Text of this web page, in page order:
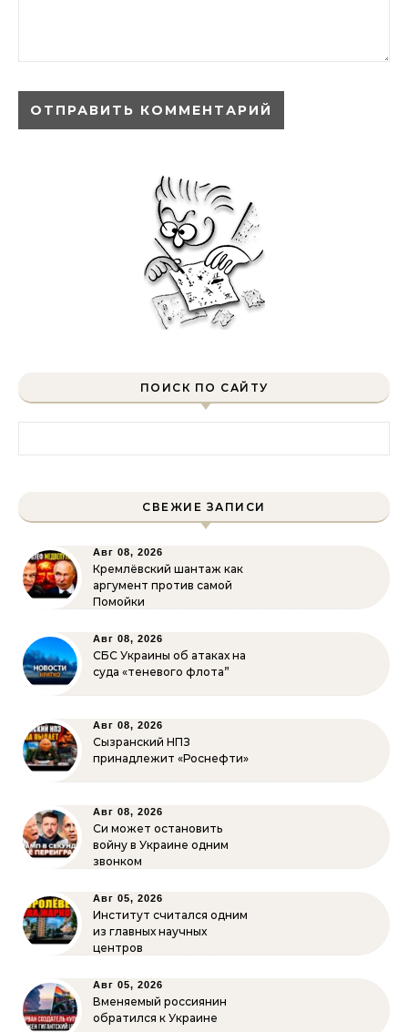
ПОИСК ПО САЙТУ
СВЕЖИЕ ЗАПИСИ
Авг 08, 2026
Кремлёвский шантаж как
аргумент против самой
Помойки
Авг 08, 2026
СБС Украины об атаках на
суда «теневого флота”
Авг 08, 2026
Сызранский НПЗ
принадлежит «Роснефти»
Авг 08, 2026
Си может остановить
войну в Украине одним
звонком
Авг 05, 2026
Институт считался одним
из главных научных
центров
Авг 05, 2026
Вменяемый россиянин
обратился к Украине